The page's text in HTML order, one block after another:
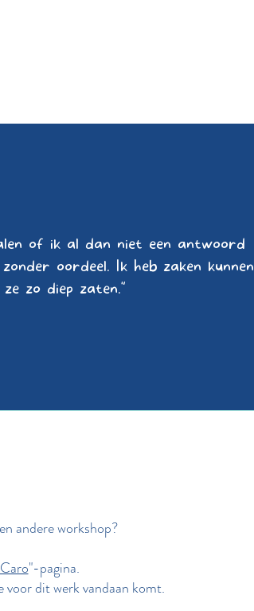
of ik al dan niet een antwoord
oordeel. Ik heb zaken kunnen
zo diep zaten."
andere workshop?
"-pagina.
voor dit werk vandaan komt.